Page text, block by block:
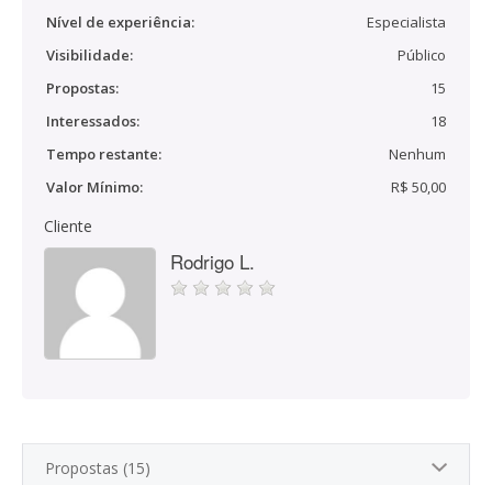
Nível de experiência:
Especialista
Visibilidade:
Público
Propostas:
15
Interessados:
18
Tempo restante:
Nenhum
Valor Mínimo:
R$ 50,00
Cliente
Rodrigo L.
Propostas (15)